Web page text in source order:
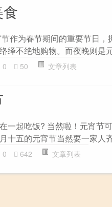
作为春节期间的重要节日
绎不绝地购物。而夜晚则是
0 50 文章列表
一起吃饭? 当然啦！元宵节
十五的元宵节当然要一家人
0 642 文章列表